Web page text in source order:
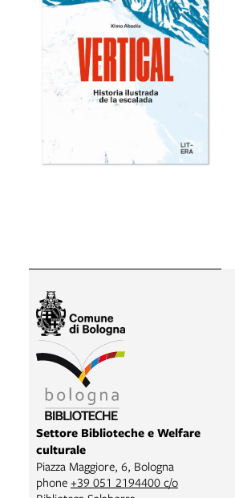
Settore Biblioteche e Welfare
culturale
Piazza Maggiore, 6, Bologna
phone +39 051 2194400 c/o